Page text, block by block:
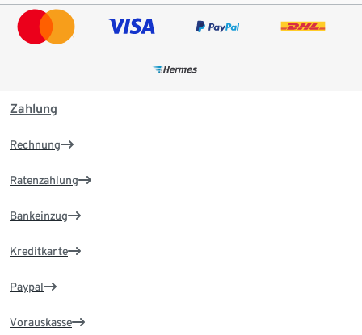
Zahlung
Rechnung
Ratenzahlung
Bankeinzug
Kreditkarte
Paypal
Vorauskasse